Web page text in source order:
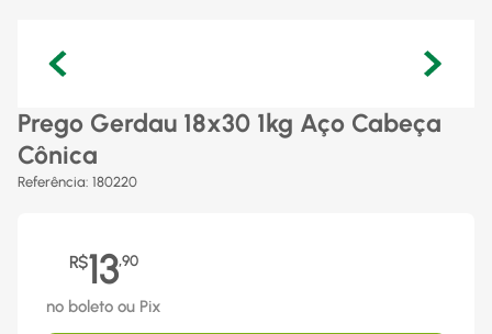
Prego Gerdau 18x30 1kg Aço Cabeça
Cônica
Referência: 180220
R$13,90
no boleto ou Pix